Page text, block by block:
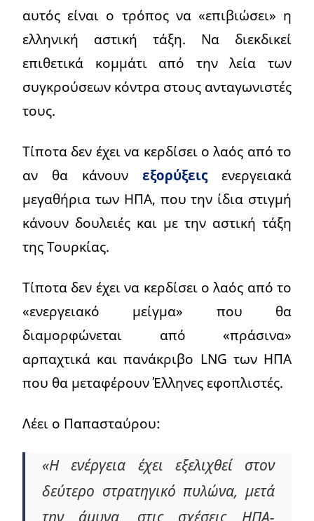
αυτός είναι ο τρόπος να «επιβιώσει» η
ελληνική αστική τάξη. Να διεκδικεί
επιθετικά κομμάτι από την λεία των
συγκρούσεων κόντρα στους ανταγωνιστές
τους.
Τίποτα δεν έχει να κερδίσει ο λαός από το
αν θα κάνουν εξορύξειςενεργειακά
μεγαθήρια των ΗΠΑ, που την ίδια στιγμή
κάνουν δουλειές και με την αστική τάξη
της Τουρκίας.
Τίποτα δεν έχει να κερδίσει ο λαός από το
«ενεργειακό μείγμα» που θα
διαμορφώνεται από «πράσινα»
αρπαχτικά και πανάκριβο LNG των ΗΠΑ
που θα μεταφέρουν Έλληνες εφοπλιστές.
Λέει ο Παπασταύρου:
«Η ενέργεια έχει εξελιχθεί στον
δεύτερο στρατηγικό πυλώνα, μετά
την άμυνα, στις σχέσεις ΗΠΑ-